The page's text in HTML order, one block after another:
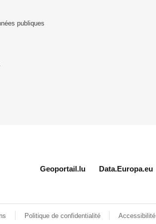
publiques
Geoportail.lu Data.Europa.eu
Politique de confidentialité Accessibilité